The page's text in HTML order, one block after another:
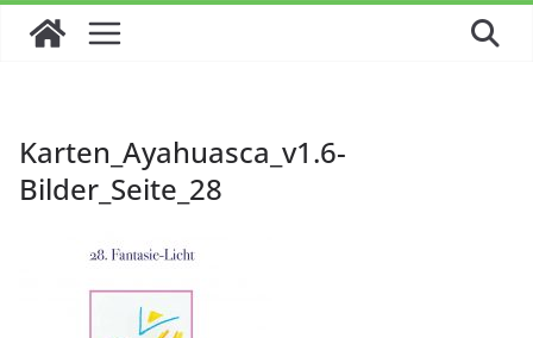
Karten_Ayahuasca_v1.6-
Bilder_Seite_28